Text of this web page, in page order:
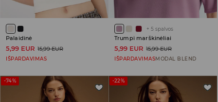
Palaidinė
5,99 EUR 15,99 EUR
IŠPARDAVIMAS
+ 5 spalvos
Trumpi marškinėliai
5,99 EUR 15,99 EUR
IŠPARDAVIMASMODAL BLEND
-74% -22%